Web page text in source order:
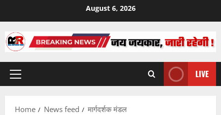
content
August 6, 2026
Primary
LIVE
Home News feed मार्गदर्शक मंडल